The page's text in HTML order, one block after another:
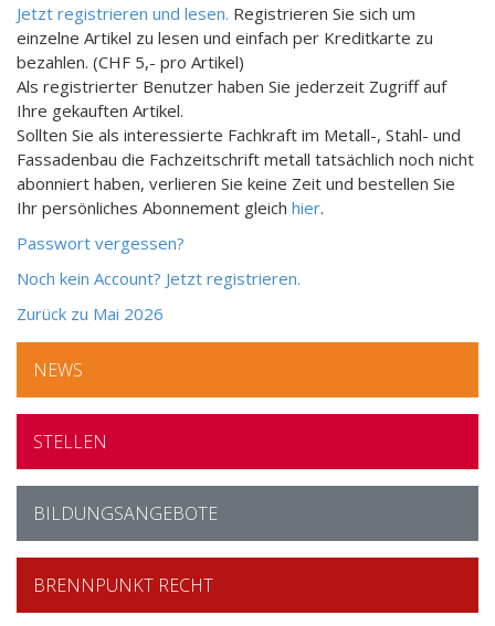
Jetzt registrieren und lesen. Registrieren Sie sich um
einzelne Artikel zu lesen und einfach per Kreditkarte zu
bezahlen. (CHF 5,- pro Artikel)
Als registrierter Benutzer haben Sie jederzeit Zugriff auf
Ihre gekauften Artikel.
Sollten Sie als interessierte Fachkraft im Metall-, Stahl- und
Fassadenbau die Fachzeitschrift metall tatsächlich noch nicht
abonniert haben, verlieren Sie keine Zeit und bestellen Sie
Ihr persönliches Abonnement gleich hier.
Passwort vergessen?
Noch kein Account? Jetzt registrieren.
Zurück zu Mai 2026
Das
grosszügige
mit
seiner
schimmernden
Zarge
dem
Vierwaldstättersee.
NEWS
STELLEN
BILDUNGSANGEBOTE
BRENNPUNKT RECHT